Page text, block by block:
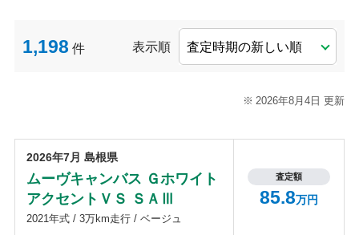
1,198 件 表示順
2026年8月4日 更新
2026年7月 島根県
ムーヴキャンバス Ｇホワイト
アクセントＶＳ ＳＡⅢ
2021年式 / 3万km走行 / ベージュ
査定額
85.8万円